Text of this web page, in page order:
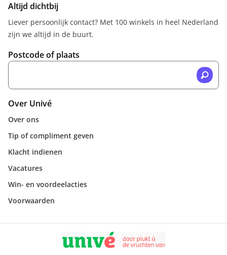
Altijd dichtbij
Liever persoonlijk contact? Met 100 winkels in heel Nederland
zijn we altijd in de buurt.
Postcode of plaats
Over Univé
Over ons
Tip of compliment geven
Klacht indienen
Vacatures
Win- en voordeelacties
Voorwaarden